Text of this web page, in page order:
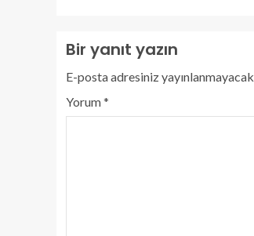
Bir yanıt yazın
E-posta adresiniz yayınlanmayacak.
Yorum*